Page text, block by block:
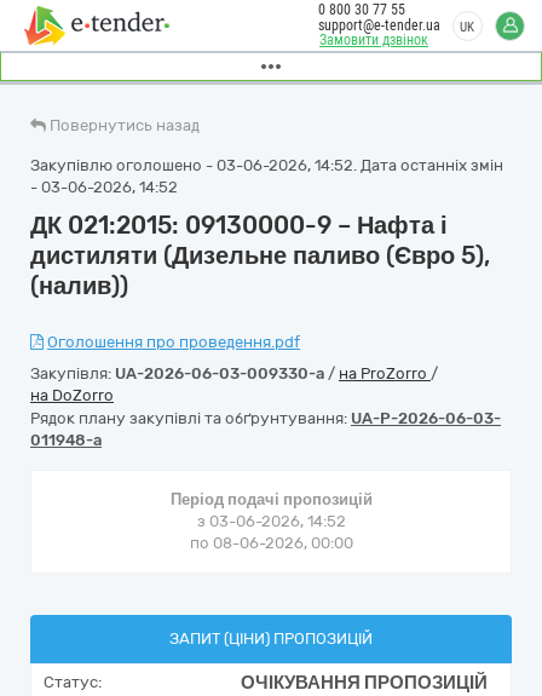
Замовити дзвінок
0 800 30 77 55
support@e-tender.ua
UK
Повернутись назад
Закупівлю оголошено - 03-06-2026, 14:52. Дата останніх змін
- 03-06-2026, 14:52
ДК 021:2015: 09130000-9 – Нафта і
дистиляти (Дизельне паливо (Євро 5),
(налив))
Оголошення про проведення.pdf
Закупівля: UA-2026-06-03-009330-a / на ProZorro /
на DoZorro
Рядок плану закупівлі та обґрунтування: UA-P-2026-06-03-
011948-a
Період подачі пропозицій
з 03-06-2026, 14:52
по 08-06-2026, 00:00
ЗАПИТ (ЦІНИ) ПРОПОЗИЦІЙ
Статус: ОЧІКУВАННЯ ПРОПОЗИЦІЙ